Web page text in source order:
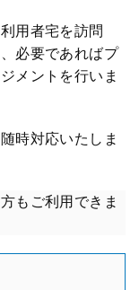
用者宅を訪問
必要であればプ
メントを行いま
時対応いたしま
もご利用できま